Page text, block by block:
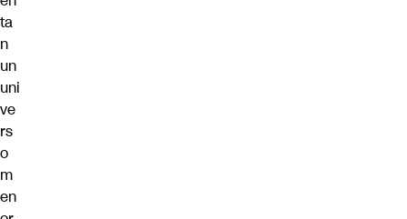
ta
n
un
uni
ve
rs
o
m
en